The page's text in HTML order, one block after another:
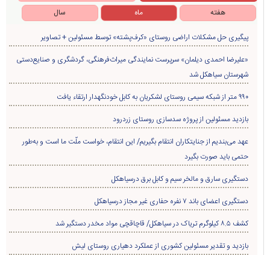
هفته
ماه سال
پیگیری حل مشکلات اراضی روستای «کرف‌پشته» توسط مسئولین + تصاویر
«علیرضا احمدی دیلمان» سرپرست نمایندگی میراث‌فرهنگی، گردشگری و صنایع‌دستی
شهرستان سیاهکل شد
۹۹۰ متر از شبکه سیمی روستای لشکریان به کابل خودنگهدار ارتقاء یافت
بازدید مسئولین از پروژه سدسازی روستای زردرود
عهد می‌بندیم از جنایتکاران انتقام بگیریم/ این انتقام، خواست ملّت ما است و به‌طور
حتمی باید صورت بگیرد
دستگیری سارق و مالخر سیم و کابل برق درسیاهکل
دستگیری اعضای باند ۷ نفره حفاری غير مجاز درسیاهکل
کشف ۸.۵ کیلوگرم تریاک در سیاهکل/ قاچاقچی مواد مخدر دستگیر شد
بازدید و تقدیر مسئولین کشوری از عملکرد دهیاری روستای لیش